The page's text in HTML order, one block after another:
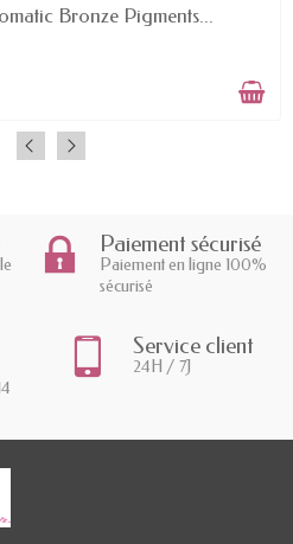
EN STOCKBronze Pigments...
Paiement sécurisé
Paiement en ligne 100%
sécurisé
Service client
24H / 7J